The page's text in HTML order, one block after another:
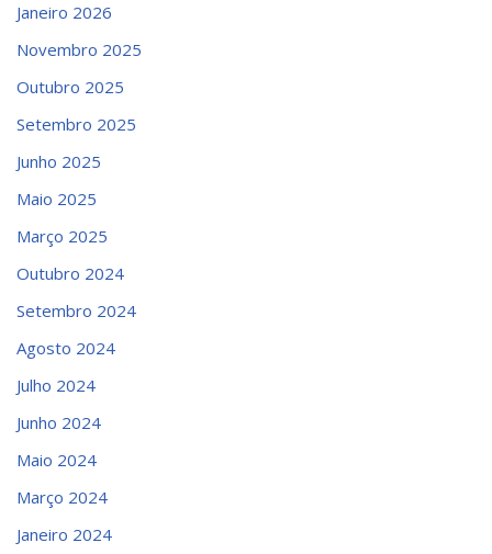
Janeiro 2026
Novembro 2025
Outubro 2025
Setembro 2025
Junho 2025
Maio 2025
Março 2025
Outubro 2024
Setembro 2024
Agosto 2024
Julho 2024
Junho 2024
Maio 2024
Março 2024
Janeiro 2024